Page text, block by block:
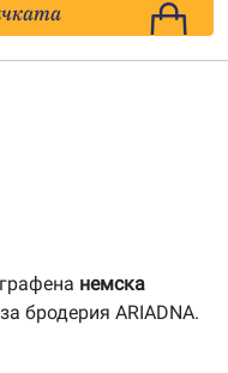
немска
бродерия ARIADNA.